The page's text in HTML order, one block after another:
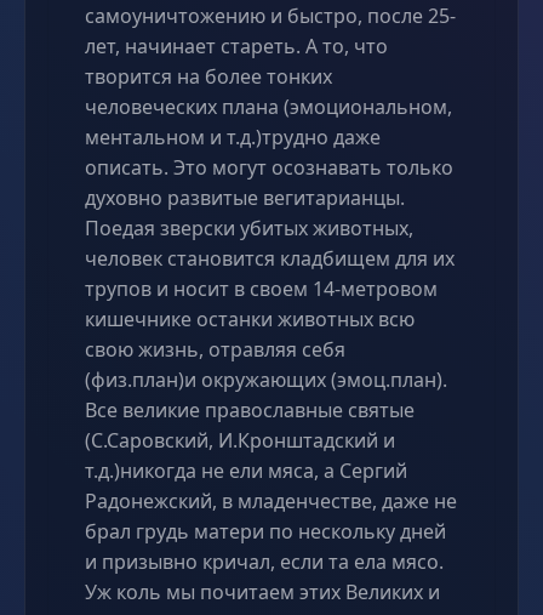
самоуничтожению и быстро, после 25-
лет, начинает стареть. А то, что
творится на более тонких
человеческих плана (эмоциональном,
ментальном и т.д.)трудно даже
описать. Это могут осознавать только
духовно развитые вегитарианцы.
Поедая зверски убитых животных,
человек становится кладбищем для их
трупов и носит в своем 14-метровом
кишечнике останки животных всю
свою жизнь, отравляя себя
(физ.план)и окружающих (эмоц.план).
Все великие православные святые
(С.Саровский, И.Кронштадский и
т.д.)никогда не ели мяса, а Сергий
Радонежский, в младенчестве, даже не
брал грудь матери по нескольку дней
и призывно кричал, если та ела мясо.
Уж коль мы почитаем этих Великих и